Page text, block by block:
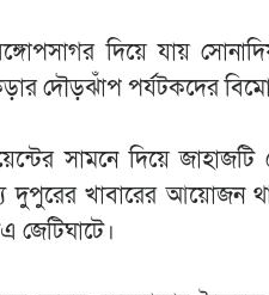
দিয়ে যায়
দৌড়ঝাঁপ পর্যটকদের
সামনে দিয়ে জাহাজটি
দুপুরের খাবারের আয়োজন
জেটিঘাটে।